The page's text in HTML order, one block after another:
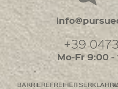
+39 0473
Mo-Fr 9:00 -